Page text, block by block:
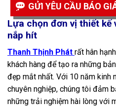
GỬI YÊU CẦU BÁO
Lựa chọn đơn vị thiết kế
nắp hít
Thanh Thịnh Phát rất hân
khách hàng để tạo ra những
đẹp mắt nhất. Với 10 năm kinh
chuyên nghiệp, chúng tôi đảm
những trải nghiệm hài lòng với